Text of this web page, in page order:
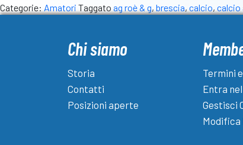
Categorie: Amatori Taggato ag roè & g, brescia, calcio, calcio
Chi siamo
Storia
Contatti
Posizioni aperte
Termini
Entra
Gestisci
Modifica